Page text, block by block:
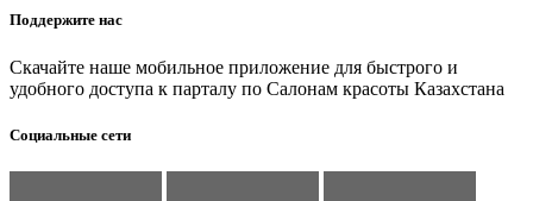
Поддержите нас
Скачайте наше мобильное приложение для быстрого и
удобного доступа к парталу по Салонам красоты Казахстана
Социальные сети